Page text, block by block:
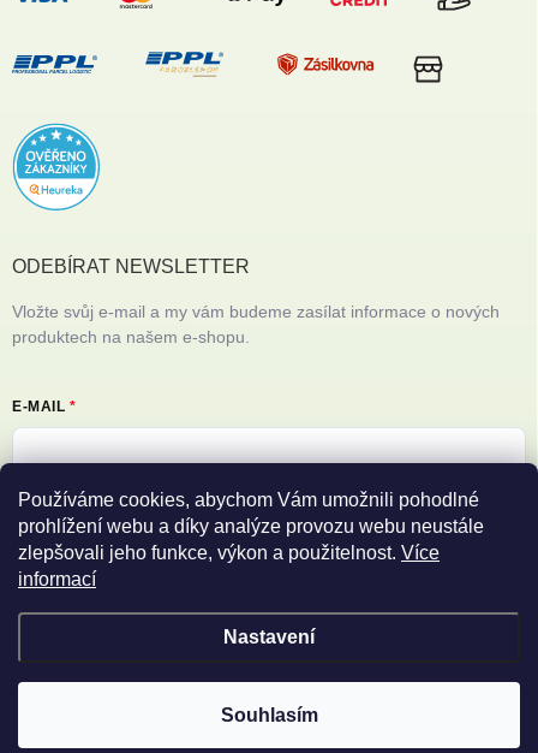
Používáme cookies, abychom Vám umožnili pohodlné
prohlížení webu a díky analýze provozu webu neustále
zlepšovali jeho funkce, výkon a použitelnost. Více
informací
Nastavení
Souhlasím
ODEBÍRAT NEWSLETTER
Vložte svůj e-mail a my vám budeme zasílat informace o nových
produktech na našem e-shopu.
E-MAIL
Vložením e-mailu souhlasíte spodmínkami ochrany osobních údajů
Přihlásit se
Filipovy iPhony . Všechna práva vyhrazena.